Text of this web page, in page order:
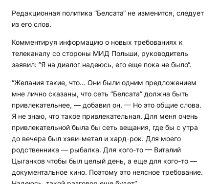
Редакционная политика “Белсата“ не изменится, следует
из его слов.
Комментируя информацию о новых требованиях к
телеканалу со стороны МИД Польши, руководитель
заявил: ”Я на диалог надеюсь, его еще пока не было“.
“Желания такие, что… Они были одним предложением
мне лично сказаны, что сеть “Белсата” должна быть
привлекательнее, — добавил он. — Но это общие слова.
Я не знаю, что такое привлекательная. Для меня очень
привлекательной была бы сеть вещания, где бы с утра
до вечера был хэви-метал и хард-рок. Для моего
родственника — рыбалка. Для кого-то — Виталий
Цыганков чтобы был целый день, а еще для кого-то —
документальное кино. Поэтому это неясное требование.